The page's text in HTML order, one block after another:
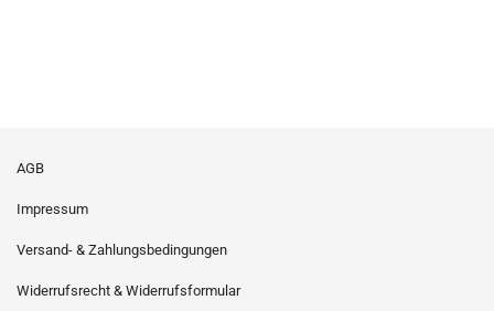
AGB
Impressum
Versand- & Zahlungsbedingungen
Widerrufsrecht & Widerrufsformular